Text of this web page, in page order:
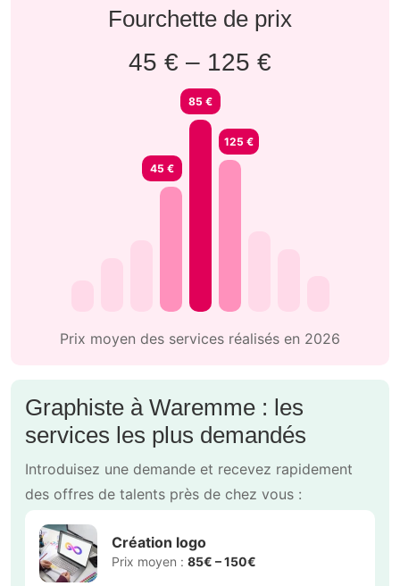
Fourchette de prix
45 € – 125 €
45 €
85 €
125 €
Prix moyen des services réalisés en 2026
Graphiste à Waremme : les
services les plus demandés
Introduisez une demande et recevez rapidement
des offres de talents près de chez vous :
Création logo
Prix moyen : 85€ – 150€